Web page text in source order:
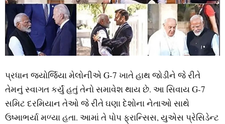
પ્રધાન જ્યોર્જિયા મેલોનીએ G-7 ખાતે હાથ જોડીને જે રીતે
તેમનું સ્વાગત કર્યું હતું તેનો સમાવેશ થાય છે. આ સિવાય G-7
સમિટ દરમિયાન તેઓ જે રીતે ઘણા દેશોના નેતાઓ સાથે
ઉષ્માભર્યા મળ્યા હતા. આમાં તે પોપ ફ્રાન્સિસ, યુએસ પ્રેસિડેન્ટ